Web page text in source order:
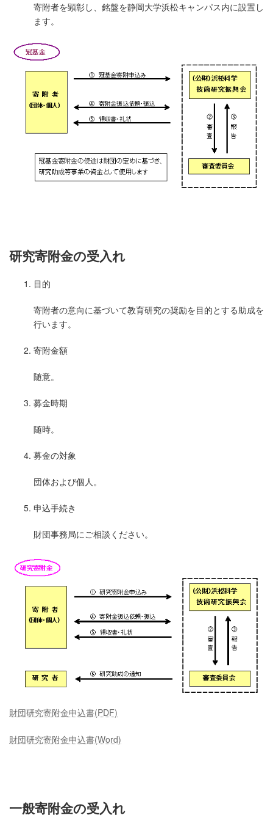
寄附者を顕彰し、銘盤を静岡大学浜松キャンパス内に設置し
ます。
研究寄附金の受入れ
目的
寄附者の意向に基づいて教育研究の奨励を目的とする助成を
行います。
寄附金額
随意。
募金時期
随時。
募金の対象
団体および個人。
申込手続き
財団事務局にご相談ください。
財団研究寄附金申込書(PDF)
財団研究寄附金申込書(Word)
一般寄附金の受入れ